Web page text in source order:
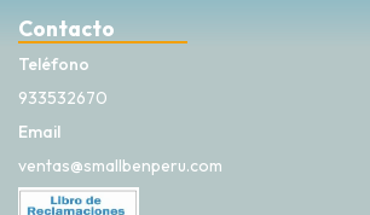
Contacto
Teléfono
933532670
Email
ventas@smallbenperu.com